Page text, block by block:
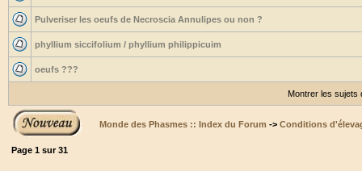
Pulveriser les oeufs de Necroscia Annulipes ou non ?
phyllium siccifolium / phyllium philippicuim
oeufs ???
Montrer les sujets
Monde des Phasmes :: Index du Forum -> Conditions
Page 1 sur31